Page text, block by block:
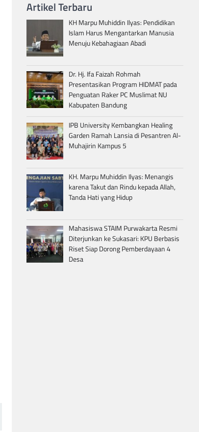
Artikel Terbaru
KH Marpu Muhiddin Ilyas: Pendidikan
Islam Harus Mengantarkan Manusia
Menuju Kebahagiaan Abadi
Dr. Hj. Ifa Faizah Rohmah
Presentasikan Program HIDMAT pada
Penguatan Raker PC Muslimat NU
Kabupaten Bandung
IPB University Kembangkan Healing
Garden Ramah Lansia di Pesantren Al-
Muhajirin Kampus 5
KH. Marpu Muhiddin Ilyas: Menangis
karena Takut dan Rindu kepada Allah,
Tanda Hati yang Hidup
Mahasiswa STAIM Purwakarta Resmi
Diterjunkan ke Sukasari: KPU Berbasis
Riset Siap Dorong Pemberdayaan 4
Desa